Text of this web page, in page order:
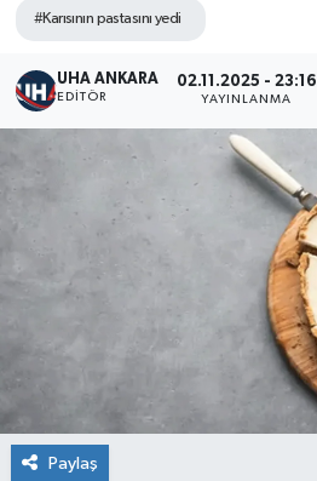
#Karısının pastasını yedi
UHA ANKARA
EDITÖR
02.11.2025 - 23:16
YAYINLANMA
Paylaş